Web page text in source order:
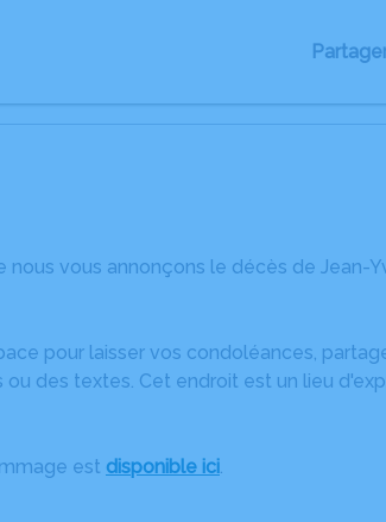
nous vous annonçons le décès de Jean-
pour laisser vos condoléances,
des textes. Cet endroit est un lieu
est disponible ici.